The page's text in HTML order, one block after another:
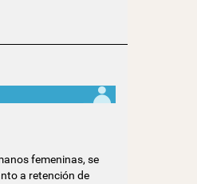
femeninas, se
a retención de